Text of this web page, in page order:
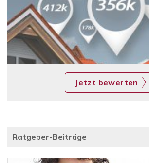
Jetzt bewerten
Ratgeber-Beiträge